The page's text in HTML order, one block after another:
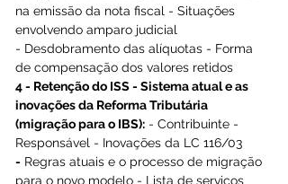
na emissão da nota fiscal - Situações
envolvendo amparo judicial
- Desdobramento das alíquotas - Forma
de compensação dos valores retidos
4 - Retenção do ISS - Sistema atual e as
inovações da Reforma Tributária
(migração para o IBS): - Contribuinte -
Responsável - Inovações da LC 116/03
- Regras atuais e o processo de migração
para o novo modelo - Lista de serviços